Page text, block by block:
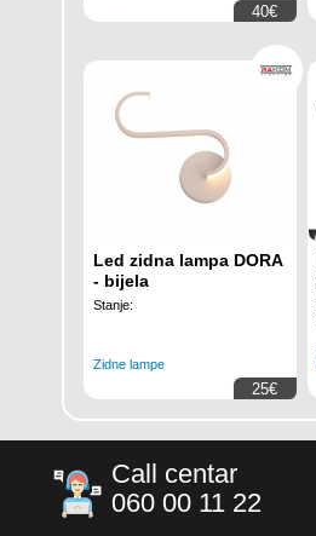
40€
Led zidna lampa DORA
- bijela
Stanje:
Zidne lampe
25€
Call centar
060 00 11 22